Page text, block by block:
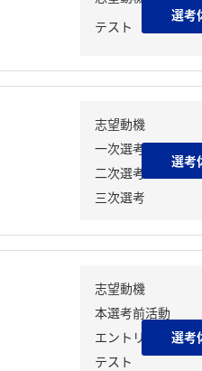
テスト
選考
志望動機
一次選考
二次選考
三次選考
選考
志望動機
本選考前活動
エントリーシート
テスト
選考